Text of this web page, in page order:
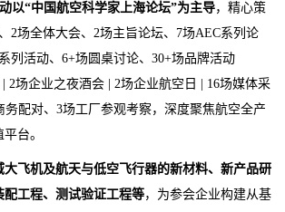
以“中国航空科学家上海论坛”为主导，精心策
2场全体大会、2场主旨论坛、7场AEC系列论
列活动、6+场圆桌讨论、30+场品牌活动
| 2场企业之夜酒会 | 2场企业航空日 | 16场媒体采
务配对、3场工厂参观考察，深度聚焦航空全产
台。
大飞机及航天与低空飞行器的新材料、新产品研
配工程、测试验证工程等，为参会企业构建从基